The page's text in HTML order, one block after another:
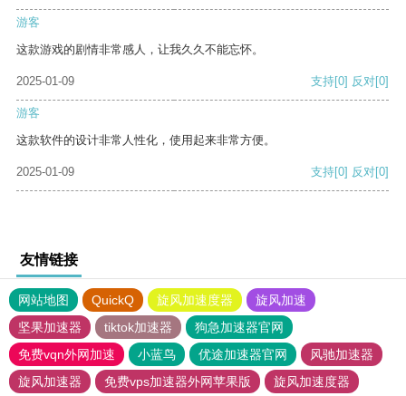
游客
这款游戏的剧情非常感人，让我久久不能忘怀。
2025-01-09 支持[0] 反对[0]
游客
这款软件的设计非常人性化，使用起来非常方便。
2025-01-09 支持[0] 反对[0]
友情链接
网站地图 QuickQ 旋风加速度器
旋风加速
坚果加速器
tiktok加速器
狗急加速器官网
免费vqn外网加速
小蓝鸟 优途加速器官网
风驰加速器
旋风加速器
免费vps加速器外网苹果版
旋风加速度器